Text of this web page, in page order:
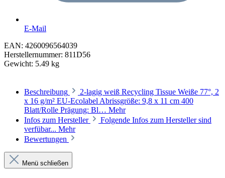
E-Mail
EAN: 4260096564039
Herstellernummer: 811D56
Gewicht: 5.49 kg
Beschreibung
2-lagig weiß Recycling Tissue Weiße 77°, 2
x 16 g/m² EU-Ecolabel Abrissgröße: 9,8 x 11 cm 400
Blatt/Rolle Prägung: Bl… Mehr
Infos zum Hersteller
Folgende Infos zum Hersteller sind
verfübar... Mehr
Bewertungen
Menü schließen